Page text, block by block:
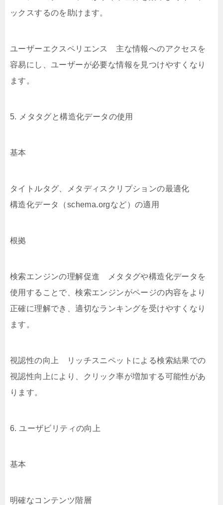
ックスするのを助けます。
ユーザーエクスペリエンス 主な情報へのアクセスを
容易にし、ユーザーが必要な情報を見つけやすくなり
ます。
5. メタタグと構造化データの使用
基本
タイトルタグ、メタディスクリプションの最適化
構造化データ（schema.orgなど）の適用
根拠
検索エンジンの理解促進 メタタグや構造化データを
使用することで、検索エンジンがページの内容をより
正確に理解でき、適切なランキングを受けやすくなり
ます。
視認性の向上 リッチスニペットによる検索結果での
視認性向上により、クリック率が増加する可能性があ
ります。
6. ユーザビリティの向上
基本
明確なコンテンツ階層